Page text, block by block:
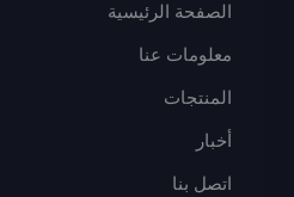
الصفحة الرئيسية
معلومات عنا
المنتجات
أخبار
اتصل بنا